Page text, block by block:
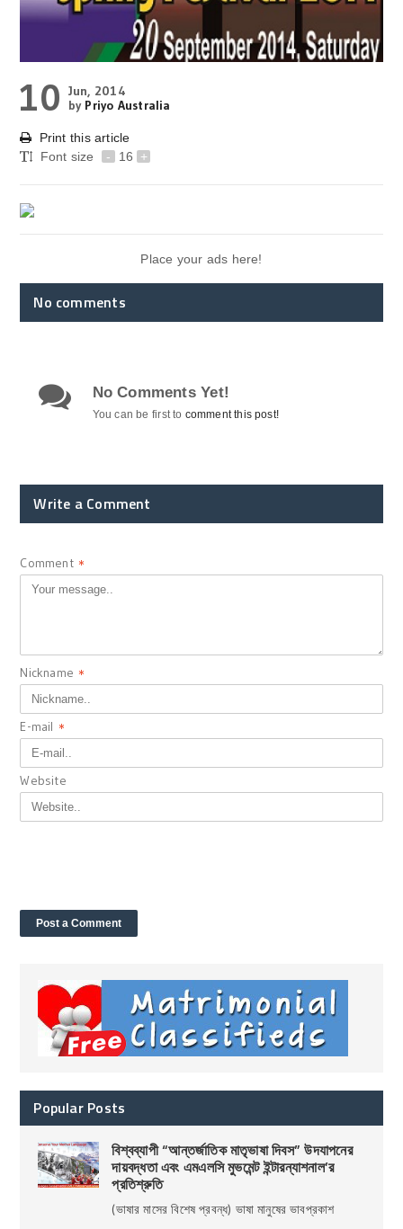
10 Jun, 2014
by Priyo Australia
Print this article
Font size
- 16 +
Place your ads here!
No comments
No Comments Yet!
You can be first to comment this post!
Write a Comment
Comment *
Nickname *
E-mail *
Website
Popular Posts
বিশ্বব্যাপী “আন্তর্জাতিক মাতৃভাষা দিবস” উদযাপনের
দায়বদ্ধতা এবং এমএলসি মুভমেন্ট ইন্টারন্যাশনাল’র
প্রতিশ্রুতি
(ভাষার মাসের বিশেষ প্রবন্ধ) ভাষা মানুষের ভাবপ্রকাশ